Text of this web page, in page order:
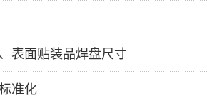
表面贴装品焊盘尺寸
准化